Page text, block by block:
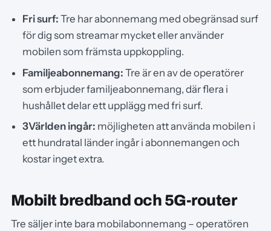
Fri surf: Tre har abonnemang med obegränsad surf
för dig som streamar mycket eller använder
mobilen som främsta uppkoppling.
Familjeabonnemang: Tre är en av de operatörer
som erbjuder familjeabonnemang, där flera i
hushållet delar ett upplägg med fri surf.
3Världen ingår: möjligheten att använda mobilen i
ett hundratal länder ingår i abonnemangen och
kostar inget extra.
Mobilt bredband och 5G-router
Tre säljer inte bara mobilabonnemang – operatören